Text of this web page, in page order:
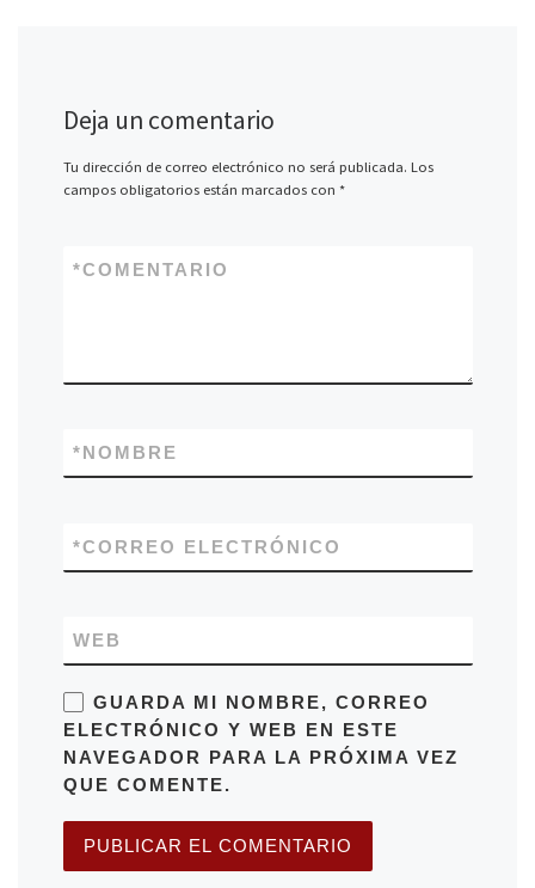
Deja un comentario
Tu dirección de correo electrónico no será publicada. Los
campos obligatorios están marcados con *
COMENTARIO
*
NOMBRE
*
CORREO ELECTRÓNICO
*
WEB
GUARDA MI NOMBRE, CORREO
ELECTRÓNICO Y WEB EN ESTE
NAVEGADOR PARA LA PRÓXIMA VEZ
QUE COMENTE.